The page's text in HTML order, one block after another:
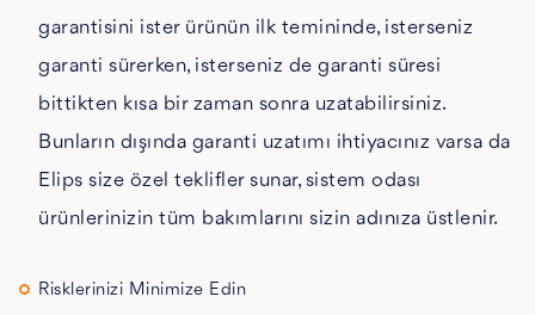
garantisini ister ürünün ilk temininde, isterseniz
garanti sürerken, isterseniz de garanti süresi
bittikten kısa bir zaman sonra uzatabilirsiniz.
Bunların dışında garanti uzatımı ihtiyacınız varsa da
Elips size özel teklifler sunar, sistem odası
ürünlerinizin tüm bakımlarını sizin adınıza üstlenir.
Risklerinizi Minimize Edin